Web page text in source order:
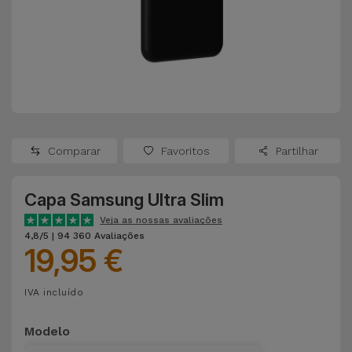
Oppo
OnePlus
Google
Dyson
TCL
Recondicionados
Consolas
Recondicionadas
Ver
tudo
Auriculares
e Colunas
Smartwatches
e Braceletes
Correntes
Comparar Favoritos Partilhar
Capa Samsung Ultra Slim
Veja as nossas avaliações
4,8/5 | 94 360 Avaliações
19,95 €
IVA incluído
Modelo